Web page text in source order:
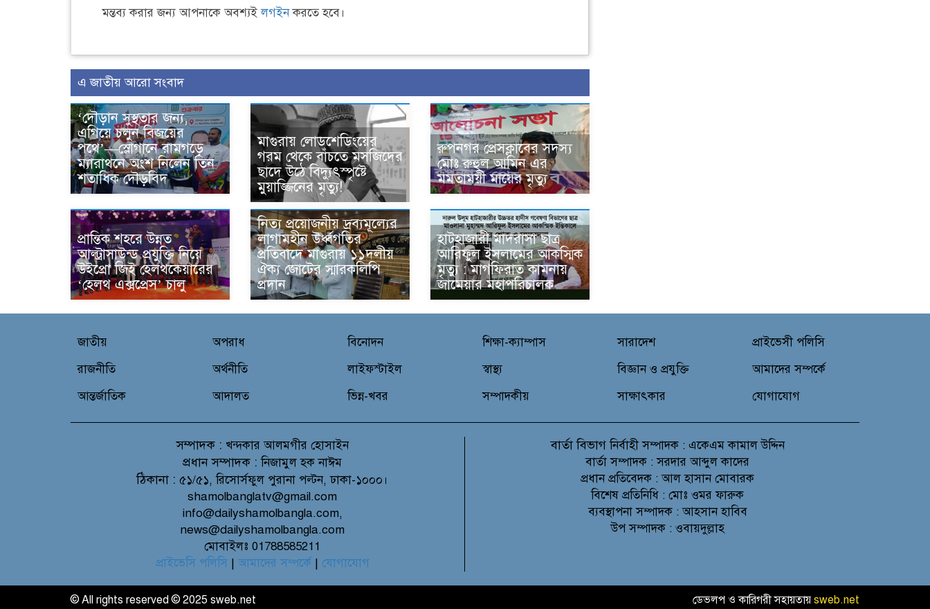
মন্তব্য করার জন্য আপনাকে অবশ্যইলগইনকরতে হবে।
এ জাতীয় আরো সংবাদ
‘দৌড়ান সুস্থতার জন্য,
এগিয়ে চলুন বিজয়ের
পথে’—স্লোগানে রামগড়ে
ম্যারাথনে অংশ নিলেন তিন
শতাধিক দৌড়বিদ
মাগুরায় লোডশেডিংয়ের
গরম থেকে বাঁচতে মসজিদের
ছাদে উঠে বিদ্যুৎস্পৃষ্টে
মুয়াজ্জিনের মৃত্যু!
রুপনগর প্রেসক্লাবের সদস্য
মোঃ রুহুল আমিন এর
মমতাময়ী মায়ের মৃত্যু
প্রান্তিক শহরে উন্নত
আল্ট্রাসাউন্ড প্রযুক্তি নিয়ে
উইপ্রো জিই হেলথকেয়ারের
‘হেলথ এক্সপ্রেস’ চালু
নিত্য প্রয়োজনীয় দ্রব্যমূল্যের
লাগামহীন উর্ধ্বগতির
প্রতিবাদে মাগুরায় ১১দলীয়
ঐক্য জোটের স্মারকলিপি
প্রদান
হাটহাজারী মাদরাসা ছাত্র
আরিফুল ইসলামের আকস্মিক
মৃত্যু : মাগফিরাত কামনায়
জামেয়ার মহাপরিচালক
জাতীয়
রাজনীতি
আন্তর্জাতিক
অপরাধ
অর্থনীতি
আদালত
বিনোদন
লাইফস্টাইল
ভিন্ন-খবর
শিক্ষা-ক্যাম্পাস
স্বাস্থ্য
সম্পাদকীয়
সারাদেশ
বিজ্ঞান ও প্রযুক্তি
সাক্ষাৎকার
প্রাইভেসী পলিসি
আমাদের সম্পর্কে
যোগাযোগ
সম্পাদক : খন্দকার আলমগীর হোসাইন
প্রধান সম্পাদক : নিজামুল হক নাঈম
ঠিকানা : ৫১/৫১, রিসোর্সফুল পুরানা পল্টন, ঢাকা-১০০০।
shamolbanglatv@gmail.com
info@dailyshamolbangla.com,
news@dailyshamolbangla.com
মোবাইলঃ 01788585211
প্রাইভেসি পলিসি| আমাদের সম্পর্কে| যোগাযোগ
বার্তা বিভাগনির্বাহী সম্পাদক : একেএম কামাল উদ্দিন
বার্তা সম্পাদক : সরদার আব্দুল কাদের
প্রধান প্রতিবেদক : আল হাসান মোবারক
বিশেষ প্রতিনিধি : মোঃ ওমর ফারুক
ব্যবস্থাপনা সম্পাদক : আহসান হাবিব
উপ সম্পাদক : ওবায়দুল্লাহ
© All rights reserved © 2025 sweb.net ডেভলপ ও কারিগরী সহায়তায়sweb.net